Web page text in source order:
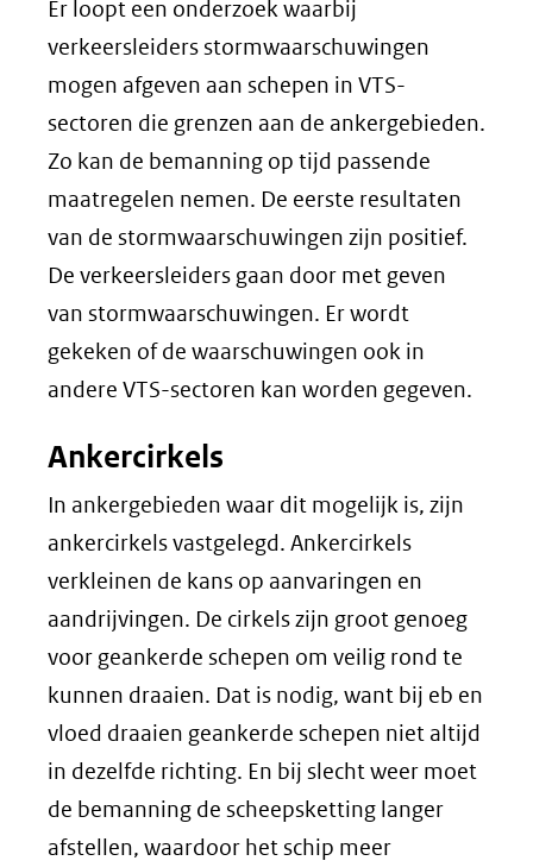
Er loopt een onderzoek waarbij
verkeersleiders stormwaarschuwingen
mogen afgeven aan schepen in VTS-
sectoren die grenzen aan de ankergebieden.
Zo kan de bemanning op tijd passende
maatregelen nemen. De eerste resultaten
van de stormwaarschuwingen zijn positief.
De verkeersleiders gaan door met geven
van stormwaarschuwingen. Er wordt
gekeken of de waarschuwingen ook in
andere VTS-sectoren kan worden gegeven.
Ankercirkels
In ankergebieden waar dit mogelijk is, zijn
ankercirkels vastgelegd. Ankercirkels
verkleinen de kans op aanvaringen en
aandrijvingen. De cirkels zijn groot genoeg
voor geankerde schepen om veilig rond te
kunnen draaien. Dat is nodig, want bij eb en
vloed draaien geankerde schepen niet altijd
in dezelfde richting. En bij slecht weer moet
de bemanning de scheepsketting langer
afstellen, waardoor het schip meer